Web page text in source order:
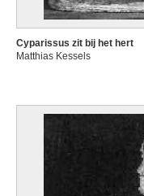
Cyparissus zit bij het hert
Matthias Kessels